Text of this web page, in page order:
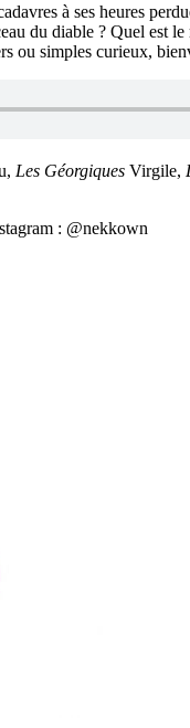
à ses heures
du diable ? Quel est
ou simples curieux,
Les Géorgiques Virgile,
: @nekkown